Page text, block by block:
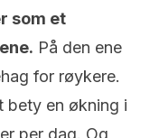
som et
På den ene
for røykere.
bety en økning i
per dag. Og